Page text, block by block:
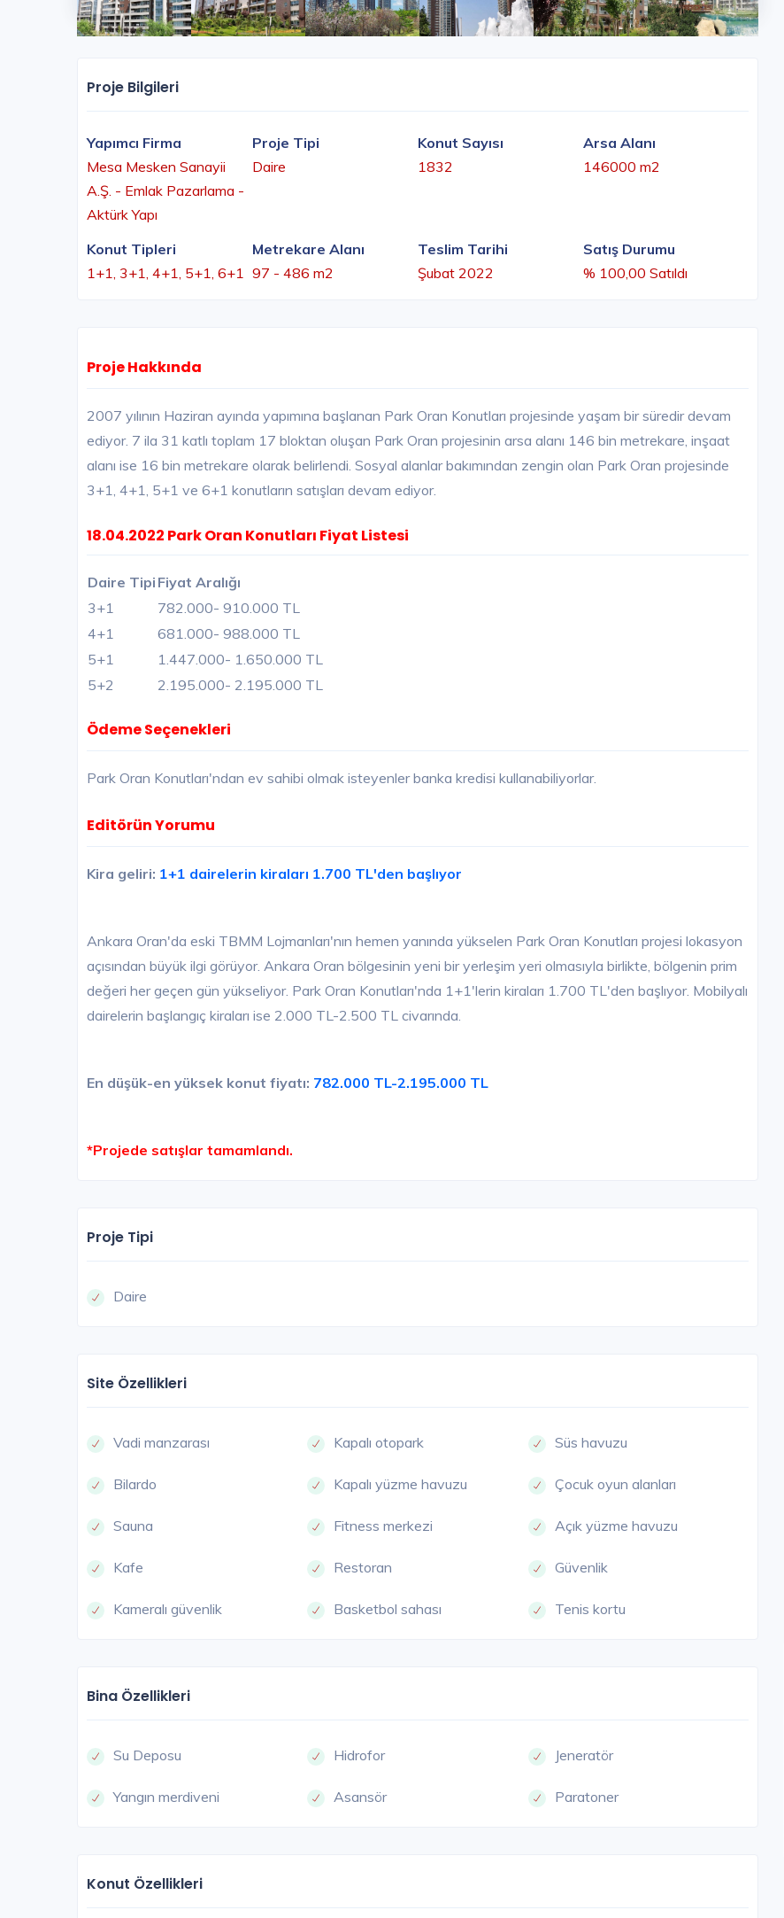
Proje Bilgileri
Yapımcı Firma
Mesa Mesken Sanayii
A.Ş. - Emlak Pazarlama -
Aktürk Yapı
Proje Tipi
Daire
Konut Sayısı
1832
Arsa Alanı
146000 m2
Konut Tipleri
1+1, 3+1, 4+1, 5+1, 6+1
Metrekare Alanı
97 - 486 m2
Teslim Tarihi
Şubat 2022
Satış Durumu
% 100,00 Satıldı
Proje Hakkında
2007 yılının Haziran ayında yapımına başlanan Park Oran Konutları projesinde yaşam bir süredir devam
ediyor. 7 ila 31 katlı toplam 17 bloktan oluşan Park Oran projesinin arsa alanı 146 bin metrekare, inşaat
alanı ise 16 bin metrekare olarak belirlendi. Sosyal alanlar bakımından zengin olan Park Oran projesinde
3+1, 4+1, 5+1 ve 6+1 konutların satışları devam ediyor.
18.04.2022 Park Oran Konutları Fiyat Listesi
Daire Tipi Fiyat Aralığı
3+1
782.000- 910.000 TL
4+1
681.000- 988.000 TL
5+1
1.447.000- 1.650.000 TL
5+2
2.195.000- 2.195.000 TL
Ödeme Seçenekleri
Park Oran Konutları'ndan ev sahibi olmak isteyenler banka kredisi kullanabiliyorlar.
Editörün Yorumu
Kira geliri: 1+1 dairelerin kiraları 1.700 TL'den başlıyor
Ankara Oran'da eski TBMM Lojmanları'nın hemen yanında yükselen Park Oran Konutları projesi lokasyon
açısından büyük ilgi görüyor. Ankara Oran bölgesinin yeni bir yerleşim yeri olmasıyla birlikte, bölgenin prim
değeri her geçen gün yükseliyor. Park Oran Konutları'nda 1+1'lerin kiraları 1.700 TL'den başlıyor. Mobilyalı
dairelerin başlangıç kiraları ise 2.000 TL-2.500 TL civarında.
En düşük-en yüksek konut fiyatı: 782.000 TL-2.195.000 TL
*Projede satışlar tamamlandı.
Proje Tipi
Daire
Site Özellikleri
Vadi manzarası Kapalı otopark Süs havuzu
Bilardo Kapalı yüzme havuzu Çocuk oyun alanları
Sauna Fitness merkezi Açık yüzme havuzu
Kafe Restoran Güvenlik
Kameralı güvenlik Basketbol sahası Tenis kortu
Bina Özellikleri
Su Deposu Hidrofor Jeneratör
Yangın merdiveni Asansör Paratoner
Konut ÖzellikleriMesa Orman 2 Çubuklu
İstanbul Anadolu / Beykoz İzmir / Urla